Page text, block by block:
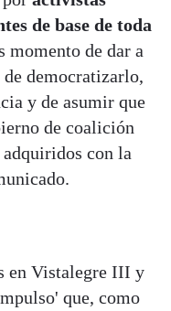
de base de toda
momento de dar a
de democratizarlo,
y de asumir que
de coalición
con la
en Vistalegre III y
que, como